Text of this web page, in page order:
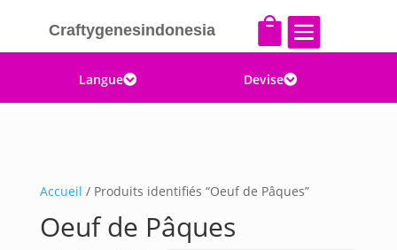
Craftygenesindonesia  
Langue Devise
Accueil / Produits identifiés “Oeuf de Pâques”
Oeuf de Pâques